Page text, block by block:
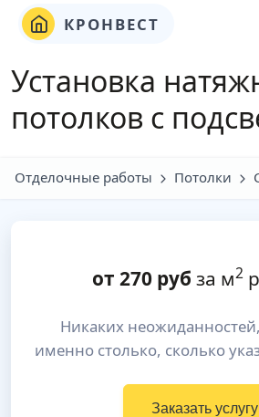
КРОНВЕСТ
Установка
потолков с
Отделочные работы Потолки
от 270руб за м2
Никаких
именно столько, сколько
Заказать услугу